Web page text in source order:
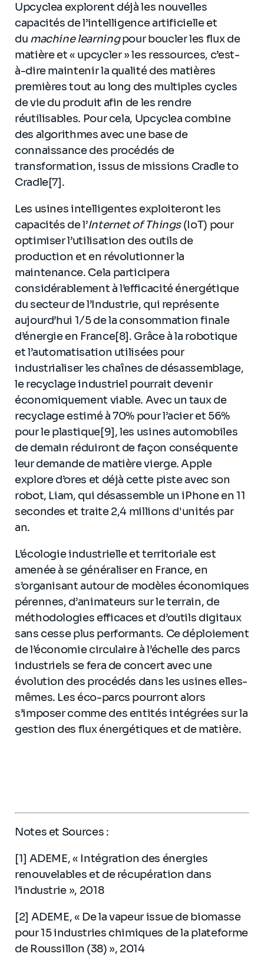
Upcyclea explorent déjà les nouvelles
capacités de l’intelligence artificielle et
du machine learningpour boucler les flux de
matière et « upcycler » les ressources, c’est-
à-dire maintenir la qualité des matières
premières tout au long des multiples cycles
de vie du produit afin de les rendre
réutilisables. Pour cela, Upcyclea combine
des algorithmes avec une base de
connaissance des procédés de
transformation, issus de missions Cradle to
Cradle[7].
Les usines intelligentes exploiteront les
capacités de l’Internet of Things(IoT) pour
optimiser l’utilisation des outils de
production et en révolutionner la
maintenance. Cela participera
considérablement à l’efficacité énergétique
du secteur de l’Industrie, qui représente
aujourd’hui 1/5 de la consommation finale
d’énergie en France[8]. Grâce à la robotique
et l’automatisation utilisées pour
industrialiser les chaînes de désassemblage,
le recyclage industriel pourrait devenir
économiquement viable. Avec un taux de
recyclage estimé à 70% pour l’acier et 56%
pour le plastique[9], les usines automobiles
de demain réduiront de façon conséquente
leur demande de matière vierge. Apple
explore d’ores et déjà cette piste avec son
robot, Liam, qui désassemble un iPhone en 11
secondes et traite 2,4 millions d'unités par
an.
L’écologie industrielle et territoriale est
amenée à se généraliser en France, en
s’organisant autour de modèles économiques
pérennes, d’animateurs sur le terrain, de
méthodologies efficaces et d’outils digitaux
sans cesse plus performants. Ce déploiement
de l’économie circulaire à l’échelle des parcs
industriels se fera de concert avec une
évolution des procédés dans les usines elles-
mêmes. Les éco-parcs pourront alors
s’imposer comme des entités intégrées sur la
gestion des flux énergétiques et de matière.
Notes et Sources :
[1] ADEME, « Intégration des énergies
renouvelables et de récupération dans
l’industrie », 2018
[2] ADEME, « De la vapeur issue de biomasse
pour 15 industries chimiques de la plateforme
de Roussillon (38) », 2014